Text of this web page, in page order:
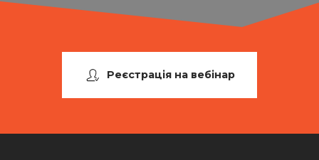
Реєстрація на вебінар